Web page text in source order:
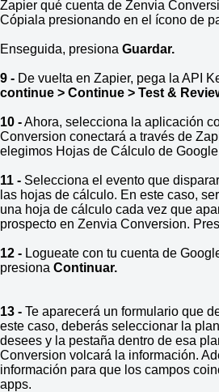
Zapier qué cuenta de Zenvia
Cópiala presionando en el ícono de
Enseguida, presiona Guardar.
9 - De vuelta en Zapier, pega la API
continue > Continue > Test &
10 -Ahora, selecciona la aplicación
Conversion conectará a través de
elegimos Hojas de Cálculo de
11 - Selecciona el evento que
las hojas de cálculo. En este caso,
una hoja de cálculo cada vez que
prospecto en Zenvia Conversion.
12 - Logueate con tu cuenta de
presiona Continuar.
13 - Te aparecerá un formulario que
este caso, deberás seleccionar la
desees y la pestaña dentro de esa
Conversion volcará la información.
información para que los campos
apps.